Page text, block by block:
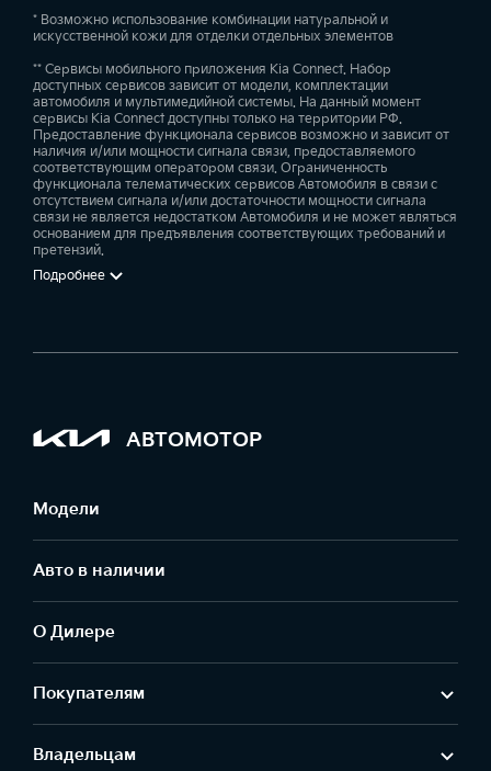
* Возможно использование комбинации натуральной и
искусственной кожи для отделки отдельных элементов
** Сервисы мобильного приложения Kia Connect. Набор
доступных сервисов зависит от модели, комплектации
автомобиля и мультимедийной системы. На данный момент
сервисы Kia Connect доступны только на территории РФ.
Предоставление функционала сервисов возможно и зависит от
наличия и/или мощности сигнала связи, предоставляемого
соответствующим оператором связи. Ограниченность
функционала телематических сервисов Автомобиля в связи с
отсутствием сигнала и/или достаточности мощности сигнала
связи не является недостатком Автомобиля и не может являться
основанием для предъявления соответствующих требований и
претензий.
Подробнее
АВТОМОТОР
Модели
Авто в наличии
О Дилере
Покупателям
Владельцам